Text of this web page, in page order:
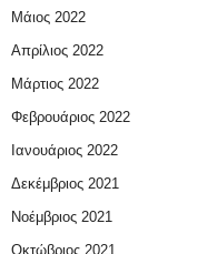
Μάιος 2022
Απρίλιος 2022
Μάρτιος 2022
Φεβρουάριος 2022
Ιανουάριος 2022
Δεκέμβριος 2021
Νοέμβριος 2021
Οκτώβριος 2021